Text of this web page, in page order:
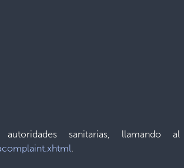
sanitarias, llamando
.xhtml.